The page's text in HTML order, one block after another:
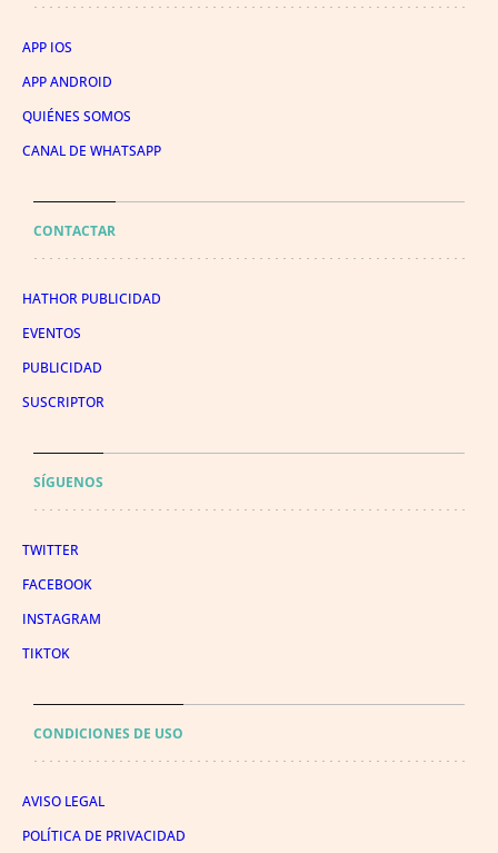
APP IOS
APP ANDROID
QUIÉNES SOMOS
CANAL DE WHATSAPP
CONTACTAR
HATHOR PUBLICIDAD
EVENTOS
PUBLICIDAD
SUSCRIPTOR
SÍGUENOS
TWITTER
FACEBOOK
INSTAGRAM
TIKTOK
CONDICIONES DE USO
AVISO LEGAL
POLÍTICA DE PRIVACIDAD